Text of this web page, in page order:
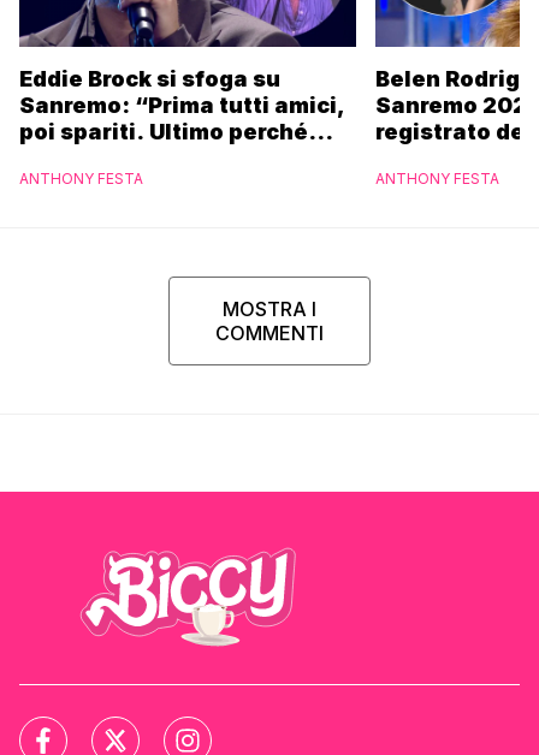
Eddie Brock si sfoga su
Sanremo: “Prima tutti amici,
poi spariti. Ultimo perché
marchette”
ANTHONY FESTA
Belen
Sanremo
registrato dei
ANTHONY FESTA
MOSTRA I
COMMENTI